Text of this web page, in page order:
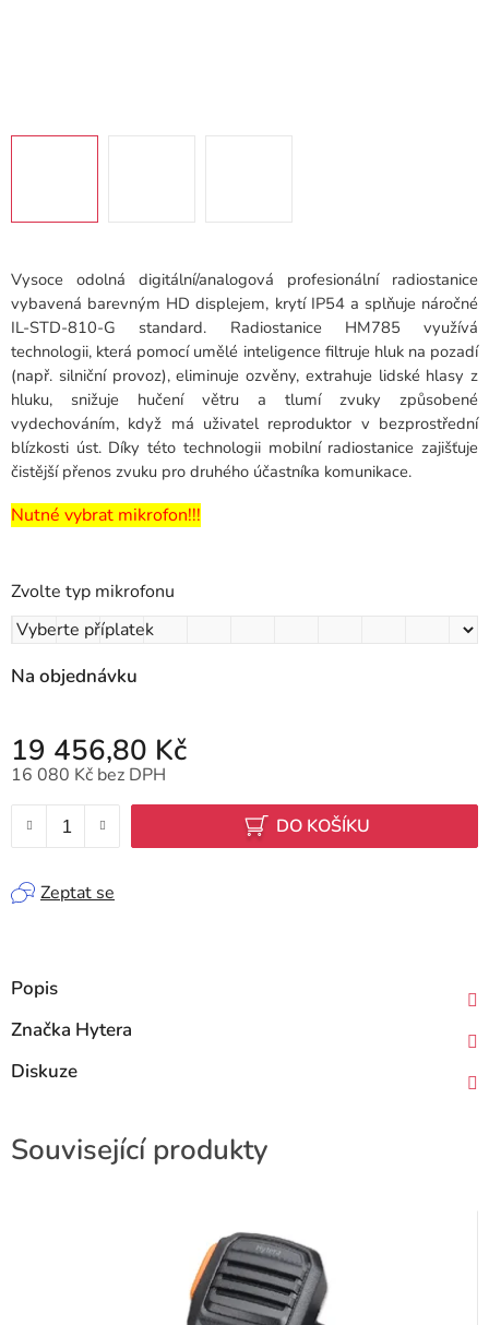
Vysoce odolná digitální/analogová profesionální radiostanice
vybavená barevným HD displejem, krytí IP54 a splňuje náročné
IL-STD-810-G standard. Radiostanice HM785 využívá
technologii, která pomocí umělé inteligence filtruje hluk na pozadí
(např. silniční provoz), eliminuje ozvěny, extrahuje lidské hlasy z
hluku, snižuje hučení větru a tlumí zvuky způsobené
vydechováním, když má uživatel reproduktor v bezprostřední
blízkosti úst. Díky této technologii mobilní radiostanice zajišťuje
čistější přenos zvuku pro druhého účastníka komunikace.
Nutné vybrat mikrofon!!!
Zvolte typ mikrofonu
Na objednávku
19 456,80 Kč
16 080 Kč bez DPH
DO KOŠÍKU
Zeptat se
Popis
Značka Hytera
Diskuze
Související produkty